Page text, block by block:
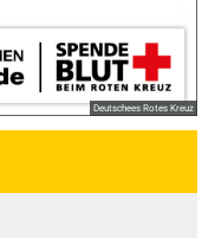
Deutschees Rotes Kreuz